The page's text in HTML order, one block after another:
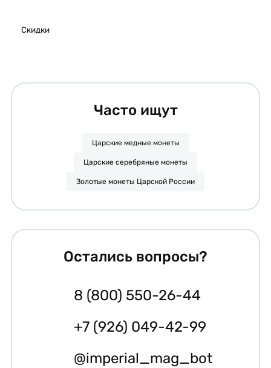
Скидки
Часто ищут
Царские медные монеты
Царские серебряные монеты
Золотые монеты Царской России
Остались вопросы?
8 (800) 550-26-44
+7 (926) 049-42-99
@imperial_mag_bot